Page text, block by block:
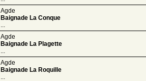
Agde
Baignade La Conque
...
Agde
Baignade La Plagette
...
Agde
Baignade La Roquille
...